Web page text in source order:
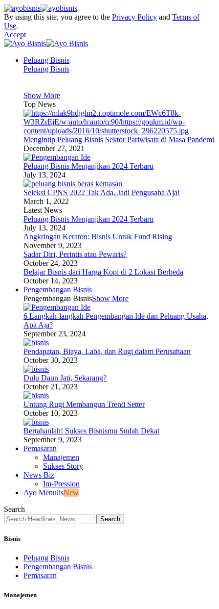
By using this site, you agree to the Privacy Policy and Terms of
Use.
Accept
Peluang Bisnis
Peluang Bisnis
Show More
Top News
Mengintip Peluang Bisnis Sektor Pariwisata di Masa Pandemi
December 27, 2021
Peluang Bisnis Menjanjikan 2024 Terbaru
July 13, 2024
Seleksi CPNS 2022 Tak Ada, Jadi Pengusaha Aja!
March 1, 2022
Latest News
Peluang Bisnis Menjanjikan 2024 Terbaru
July 13, 2024
Angkringan Keraton: Bisnis Untuk Fund Rising
November 9, 2023
Sadar Diri, Perintis atau Pewaris?
October 24, 2023
Belajar Bisnis dari Harga Kopi di 2 Lokasi Berbeda
October 14, 2023
Pengembangan Bisnis
Pengembangan BisnisShow More
6 Langkah-langkah Pengembangan Ide dan Peluang Usaha,
Apa Aja?
September 23, 2024
Pendapatan, Biaya, Laba, dan Rugi dalam Perusahaan
October 30, 2023
Dulu Daun Jati, Sekarang?
October 21, 2023
Untung Rugi Membangun Trend Setter
October 10, 2023
Bertahanlah! Sukses Bisnismu Sudah Dekat
September 9, 2023
Pemasaran
Manajemen
Sukses Story
News Biz
Im-Pression
Ayo MenulisNew
Search
Bisnis
Peluang Bisnis
Pengembangan Bisnis
Pemasaran
Manajemen